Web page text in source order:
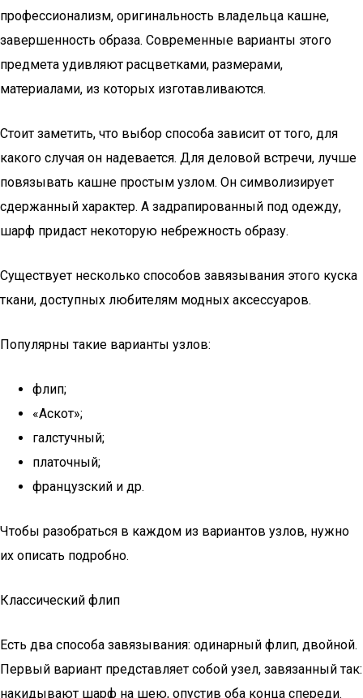
профессионализм, оригинальность владельца кашне,
завершенность образа. Современные варианты этого
предмета удивляют расцветками, размерами,
материалами, из которых изготавливаются.
Стоит заметить, что выбор способа зависит от того, для
какого случая он надевается. Для деловой встречи, лучше
повязывать кашне простым узлом. Он символизирует
сдержанный характер. А задрапированный под одежду,
шарф придаст некоторую небрежность образу.
Существует несколько способов завязывания этого куска
ткани, доступных любителям модных аксессуаров.
Популярны такие варианты узлов:
флип;
«Аскот»;
галстучный;
платочный;
французский и др.
Чтобы разобраться в каждом из вариантов узлов, нужно
их описать подробно.
Классический флип
Есть два способа завязывания: одинарный флип, двойной.
Первый вариант представляет собой узел, завязанный так:
накидывают шарф на шею, опустив оба конца спереди.